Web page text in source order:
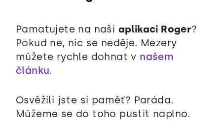
Pamatujete na naši aplikaci Roger?
Pokud ne, nic se neděje. Mezery
můžete rychle dohnat v našem
článku.
Osvěžili jste si paměť? Paráda.
Můžeme se do toho pustit naplno.